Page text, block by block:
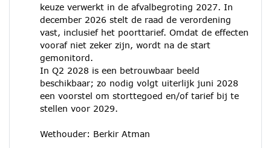
keuze verwerkt in de afvalbegroting 2027. In
december 2026 stelt de raad de verordening
vast, inclusief het poorttarief. Omdat de effecten
vooraf niet zeker zijn, wordt na de start
gemonitord.
In Q2 2028 is een betrouwbaar beeld
beschikbaar; zo nodig volgt uiterlijk juni 2028
een voorstel om storttegoed en/of tarief bij te
stellen voor 2029.
Wethouder: Berkir Atman